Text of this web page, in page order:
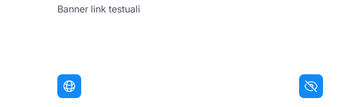
Banner link testuali